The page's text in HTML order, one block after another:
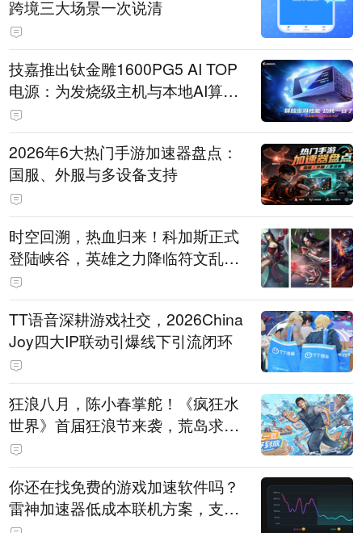
跨境三大场景一次说清
技嘉推出钛金雕1600PG5 AI TOP
电源：为发烧级主机与本地AI算力
打造旗舰供电方案
2026年6大热门手游加速器盘点：
国服、外服与多设备支持
时空回溯，热血归来！科加斯正式
登陆峡谷，英雄之力降临符文乱
斗！
TT语音深耕游戏社交，2026China
Joy四大IP联动引爆线下引流闭环
狂浪八月，陈小春掌舵！《疯狂水
世界》首届狂浪节来袭，荒岛求生
直播即将开启
你还在找免费的游戏加速软件吗？
雷神加速器低成本联机方案，支持